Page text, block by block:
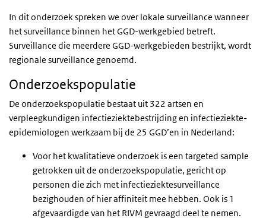
In dit onderzoek spreken we over lokale surveillance wanneer
het surveillance binnen het GGD-werkgebied betreft.
Surveillance die meerdere GGD-werkgebieden bestrijkt, wordt
regionale surveillance genoemd.
Onderzoekspopulatie
De onderzoekspopulatie bestaat uit 322 artsen en
verpleegkundigen infectieziektebestrijding en infectieziekte-
epidemiologen werkzaam bij de 25 GGD’en in Nederland:
Voor het kwalitatieve onderzoek is een targeted sample
getrokken uit de onderzoekspopulatie, gericht op
personen die zich met infectieziektesurveillance
bezighouden of hier affiniteit mee hebben. Ook is 1
afgevaardigde van het RIVM gevraagd deel te nemen.